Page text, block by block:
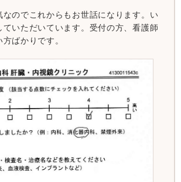
なのでこれからもお世話になります。い
ていただいています。受付の方、看護師
ばかりです。